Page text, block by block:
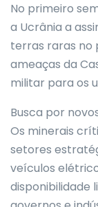
No primeiro
a Ucrânia a
terras raras no
ameaças da
militar para os
Busca por
Os minerais
setores
veículos
disponibilidade